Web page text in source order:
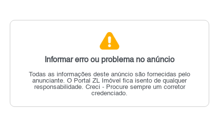
Informar erro ou problema no anúncio
Todas as informações deste anúncio são fornecidas pelo
anunciante. O Portal ZL Imóvel fica isento de qualquer
responsabilidade. Creci - Procure sempre um corretor
credenciado.